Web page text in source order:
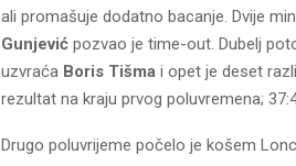
ali promašuje dodatno bacanje. Dvije
Gunjević pozvao je time-out. Dubelj
uzvraća Boris Tišma i opet je deset
rezultat na kraju prvog poluvremena;
Drugo poluvrijeme počelo je košem